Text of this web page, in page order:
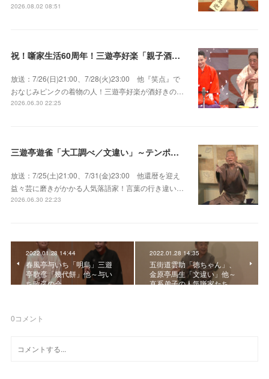
2026.08.02 08:51
祝！噺家生活60周年！三遊亭好楽「親子酒」錦笑亭満堂「桜ん坊」～満堂フェス2026
放送：7/26(日)21:00、7/28(火)23:00 他『笑点』で
おなじみピンクの着物の人！三遊亭好楽が酒好きの…
2026.06.30 22:25
三遊亭遊雀「大工調べ／文違い」～テンポよくたたみかける語り口で人気・実力とも屈指！
放送：7/25(土)21:00、7/31(金)23:00 他還暦を迎え
益々芸に磨きがかかる人気落語家！言葉の行き違い…
2026.06.30 22:23
2022.01.28 14:44
春風亭与いち「明烏」三遊
亭歌彦「幾代餅」他～与い
ち歌彦の会
2022.01.28 14:35
五街道雲助「徳ちゃん」、
金原亭馬生「文違い」他～
直系弟子の人気噺家たち…
0コメント